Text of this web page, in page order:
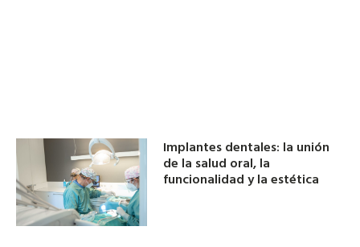
Implantes dentales: la unión
de la salud oral, la
funcionalidad y la estética